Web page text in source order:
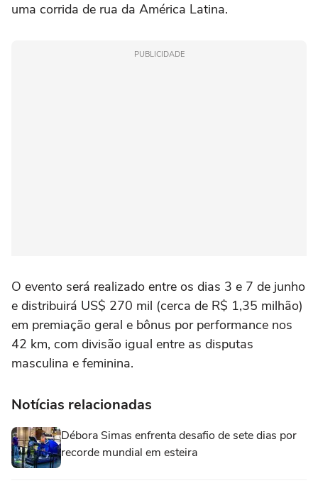
uma corrida de rua da América Latina.
PUBLICIDADE
O evento será realizado entre os dias 3 e 7 de junho
e distribuirá US$ 270 mil (cerca de R$ 1,35 milhão)
em premiação geral e bônus por performance nos
42 km, com divisão igual entre as disputas
masculina e feminina.
Notícias relacionadas
Débora Simas enfrenta desafio de sete dias por
recorde mundial em esteira